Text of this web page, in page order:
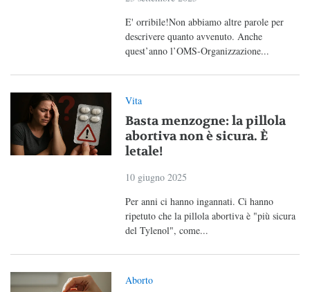
E' orribile!Non abbiamo altre parole per
descrivere quanto avvenuto. Anche
quest’anno l’OMS-Organizzazione...
Vita
Basta menzogne: la pillola
abortiva non è sicura. È
letale!
10 giugno 2025
Per anni ci hanno ingannati. Ci hanno
ripetuto che la pillola abortiva è "più sicura
del Tylenol", come...
Aborto